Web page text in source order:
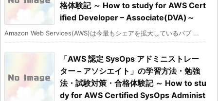
格体験記 ～ How to study for AWS Cert
ified Developer – Associate(DVA)～
Amazon Web Services(AWS)は今最もシェアを拡大しているパブ ...
「AWS 認定 SysOps アドミニストレー
ター – アソシエイト」の学習方法・勉強
法・試験対策・合格体験記 ～ How to stu
dy for AWS Certified SysOps Administ